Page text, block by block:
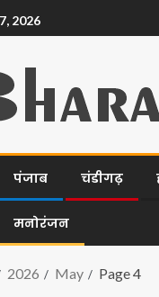
2026
पंजाब चंडीगढ़
मनोरंजन
2026 May Page 4